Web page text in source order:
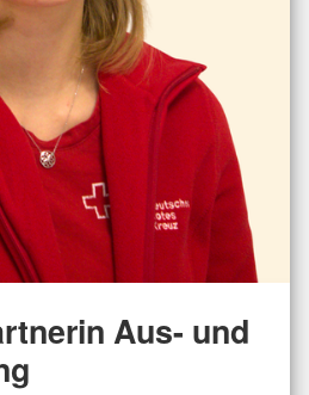
Aus- und